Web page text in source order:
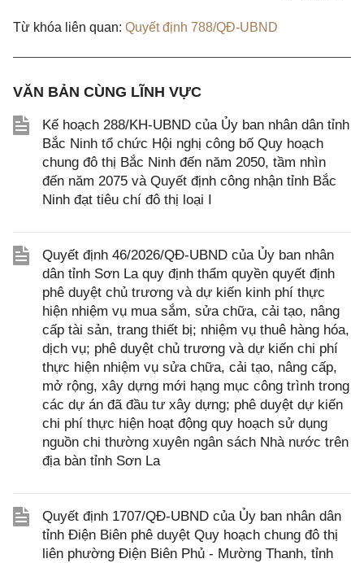
Từ khóa liên quan: Quyết định 788/QĐ-UBND
VĂN BẢN CÙNG LĨNH VỰC
Kế hoạch 288/KH-UBND của Ủy ban nhân dân tỉnh
Bắc Ninh tổ chức Hội nghị công bố Quy hoạch
chung đô thị Bắc Ninh đến năm 2050, tầm nhìn
đến năm 2075 và Quyết định công nhận tỉnh Bắc
Ninh đạt tiêu chí đô thị loại I
Quyết định 46/2026/QĐ-UBND của Ủy ban nhân
dân tỉnh Sơn La quy định thẩm quyền quyết định
phê duyệt chủ trương và dự kiến kinh phí thực
hiện nhiệm vụ mua sắm, sửa chữa, cải tạo, nâng
cấp tài sản, trang thiết bị; nhiệm vụ thuê hàng hóa,
dịch vụ; phê duyệt chủ trương và dự kiến chi phí
thực hiện nhiệm vụ sửa chữa, cải tạo, nâng cấp,
mở rộng, xây dựng mới hạng mục công trình trong
các dự án đã đầu tư xây dựng; phê duyệt dự kiến
chi phí thực hiện hoạt động quy hoạch sử dụng
nguồn chi thường xuyên ngân sách Nhà nước trên
địa bàn tỉnh Sơn La
Quyết định 1707/QĐ-UBND của Ủy ban nhân dân
tỉnh Điện Biên phê duyệt Quy hoạch chung đô thị
liên phường Điện Biên Phủ - Mường Thanh, tỉnh